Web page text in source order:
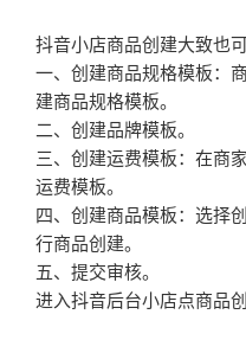
抖音小店商品创建大致也
一、创建商品规格模板
建商品规格模板。
二、创建品牌模板。
三、创建运费模板：在
运费模板。
四、创建商品模板：选择
行商品创建。
五、提交审核。
进入抖音后台小店点商品